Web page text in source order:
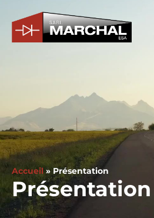
Accueil » Présentation
Présentation